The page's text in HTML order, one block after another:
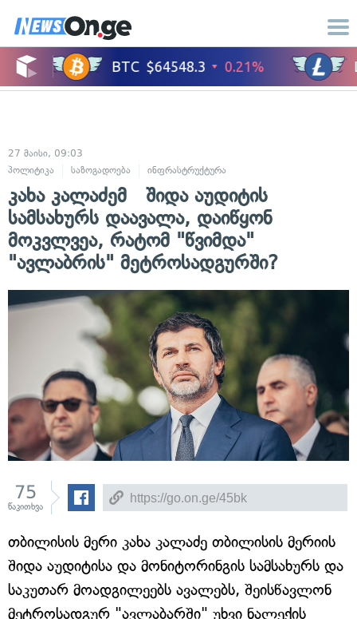
27 მაისი, 09:03
პოლიტიკა
საზოგადოება ინფრასტრუქტურა
კახა კალაძემ შიდა აუდიტის
სამსახურს დაავალა, დაიწყონ
მოკვლვეა, რატომ "წვიმდა"
"ავლაბრის" მეტროსადგურში?
75
წაკითხვა
თბილისის მერი კახა კალაძე თბილისის მერიის
შიდა აუდიტისა და მონიტორინგის სამსახურს და
საკუთარ მოადგილეებს ავალებს, შეისწავლონ
მეტროსადგურ "ავლაბარში" უხვი ნალექის